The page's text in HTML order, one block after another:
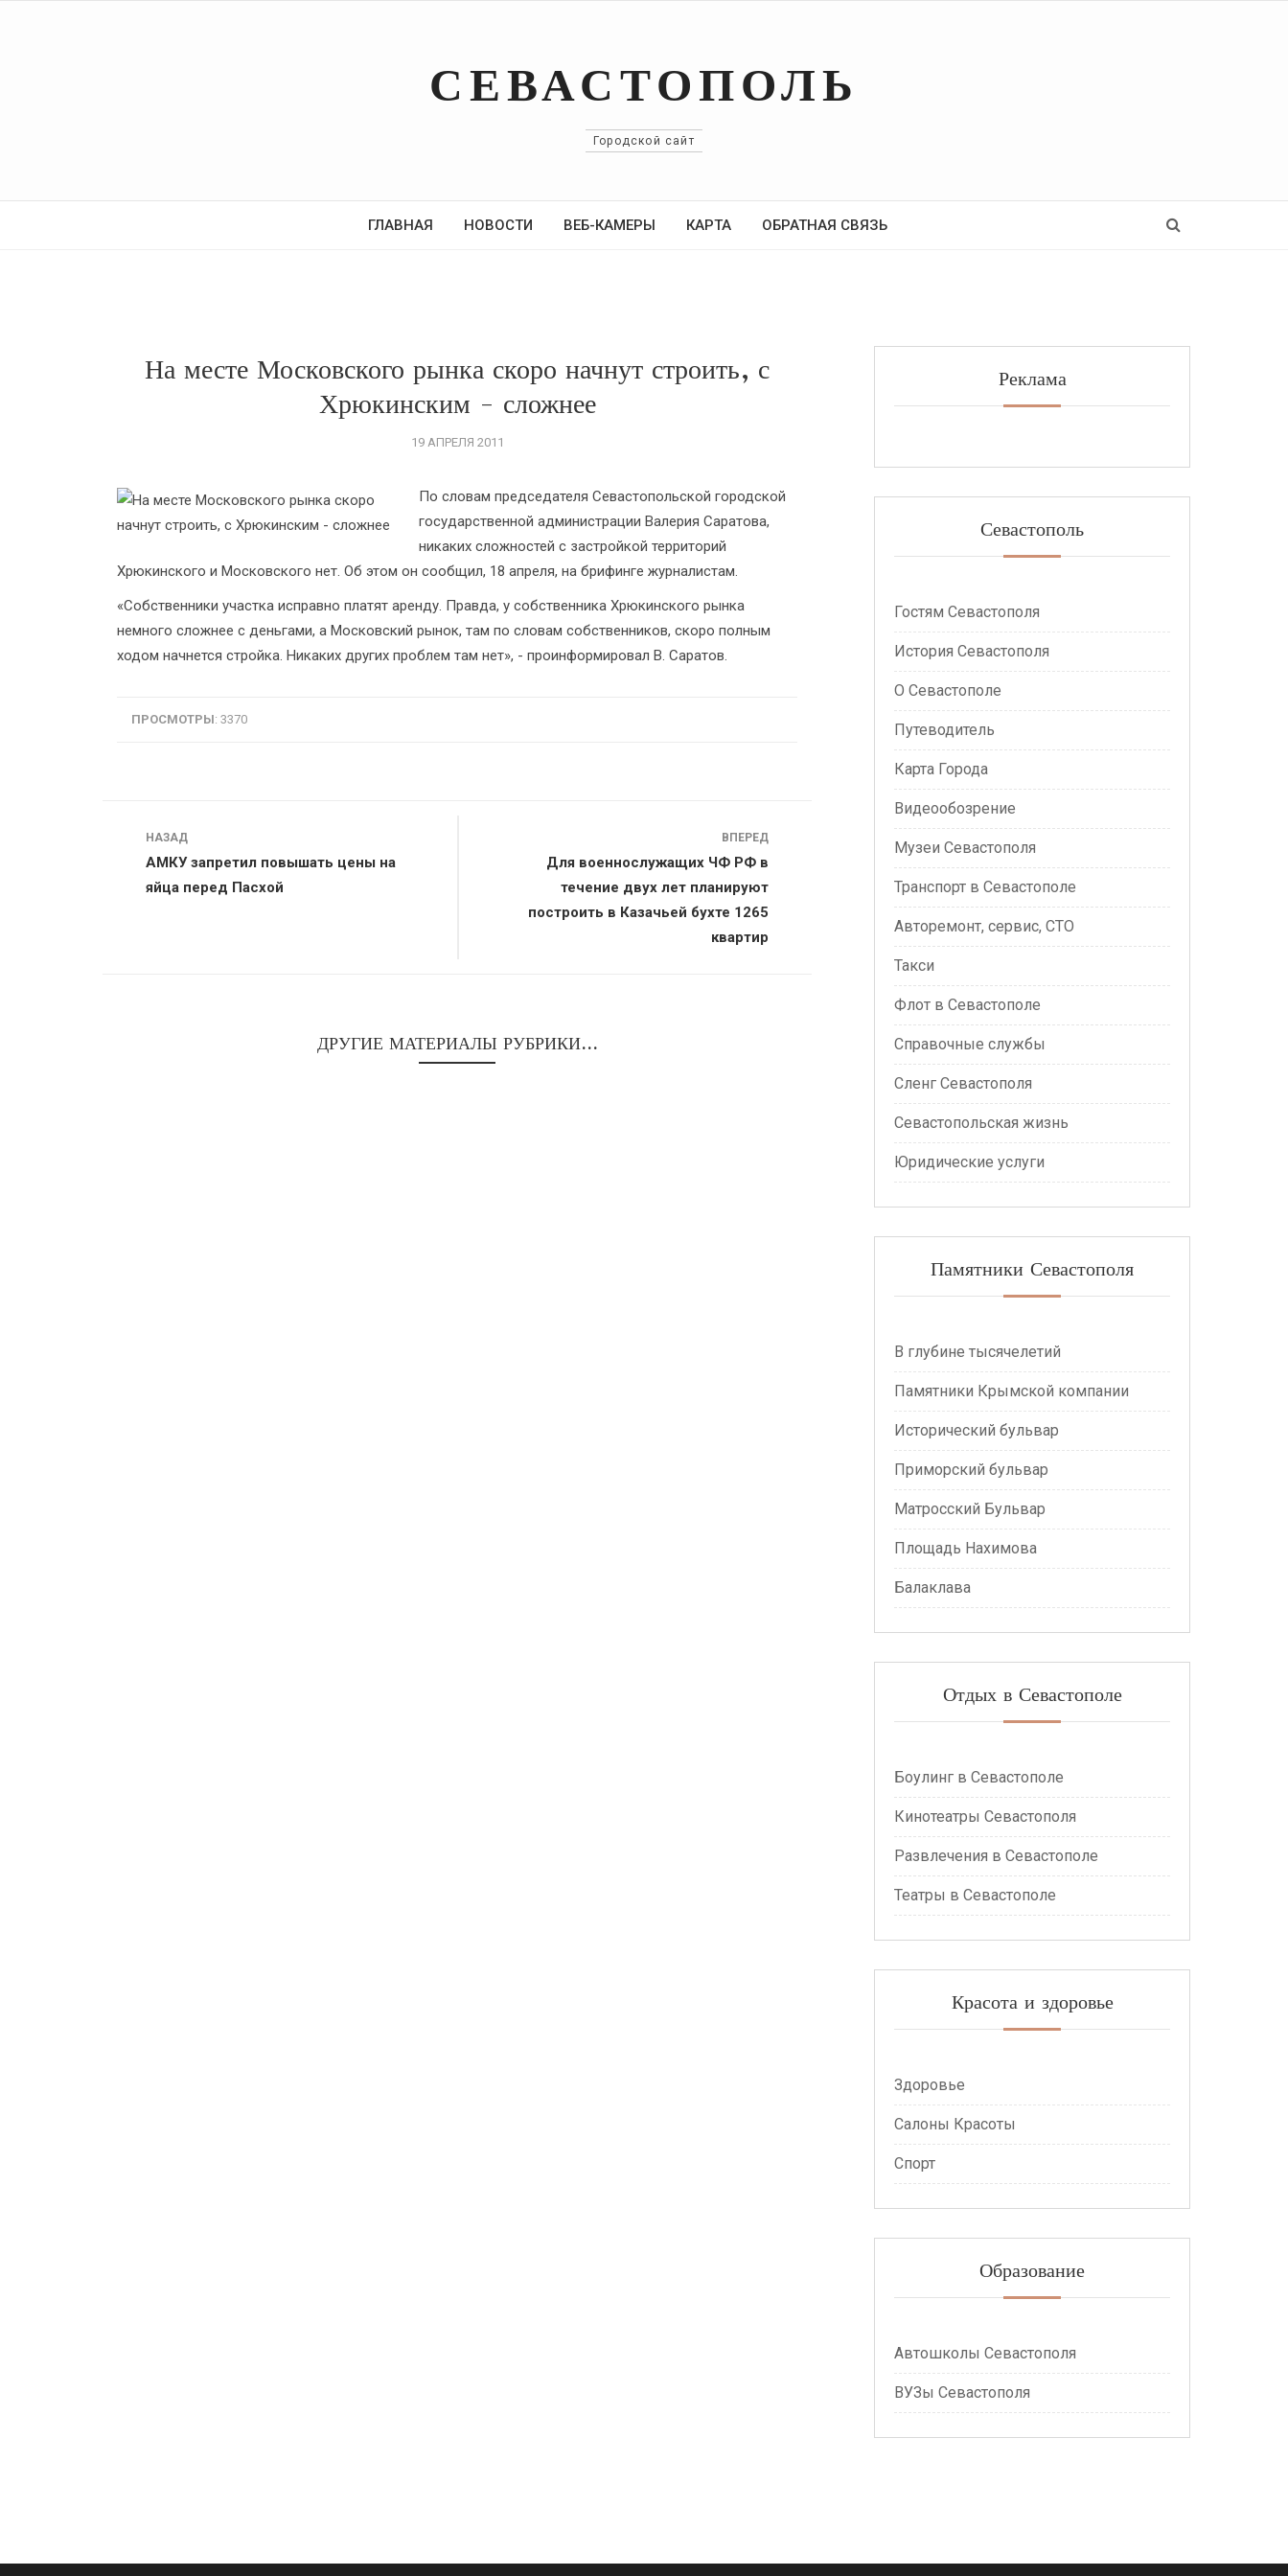
СЕВАСТОПОЛЬ
Городской сайт
ГЛАВНАЯ НОВОСТИ ВЕБ-КАМЕРЫ КАРТА ОБРАТНАЯ СВЯЗЬ
На месте Московского рынка скоро начнут строить, с
Хрюкинским - сложнее
19 АПРЕЛЯ 2011
По словам председателя Севастопольской городской
государственной администрации Валерия Саратова,
никаких сложностей с застройкой территорий
Хрюкинского и Московского нет. Об этом он сообщил, 18 апреля, на брифинге журналистам.
«Собственники участка исправно платят аренду. Правда, у собственника Хрюкинского рынка
немного сложнее с деньгами, а Московский рынок, там по словам собственников, скоро полным
ходом начнется стройка. Никаких других проблем там нет», - проинформировал В. Саратов.
ПРОСМОТРЫ: 3370
Навигация
НАЗАД
АМКУ запретил повышать цены на
яйца перед Пасхой
ВПЕРЕД
Для военнослужащих ЧФ РФ в
течение двух лет планируют
построить в Казачьей бухте 1265
квартир
ДРУГИЕ МАТЕРИАЛЫ РУБРИКИ...
Реклама
Севастополь
Гостям Севастополя
История Севастополя
О Севастополе
Путеводитель
Карта Города
Видеообозрение
Музеи Севастополя
Транспорт в Севастополе
Авторемонт, сервис, СТО
Такси
Флот в Севастополе
Справочные службы
Сленг Севастополя
Севастопольская жизнь
Юридические услуги
Памятники Севастополя
В глубине тысячелетий
Памятники Крымской компании
Исторический бульвар
Приморский бульвар
Матросский Бульвар
Площадь Нахимова
Балаклава
Отдых в Севастополе
Боулинг в Севастополе
Кинотеатры Севастополя
Развлечения в Севастополе
Театры в Севастополе
Красота и здоровье
Здоровье
Салоны Красоты
Спорт
Образование
Автошколы Севастополя
ВУЗы Севастополя